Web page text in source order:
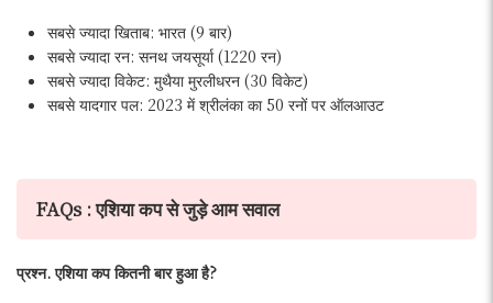
सबसे ज्यादा खिताब: भारत (9 बार)
सबसे ज्यादा रन: सनथ जयसूर्या (1220 रन)
सबसे ज्यादा विकेट: मुथैया मुरलीधरन (30 विकेट)
सबसे यादगार पल: 2023 में श्रीलंका का 50 रनों पर ऑलआउट
FAQs : एशिया कप से जुड़े आम सवाल
प्रश्न. एशिया कप कितनी बार हुआ है?